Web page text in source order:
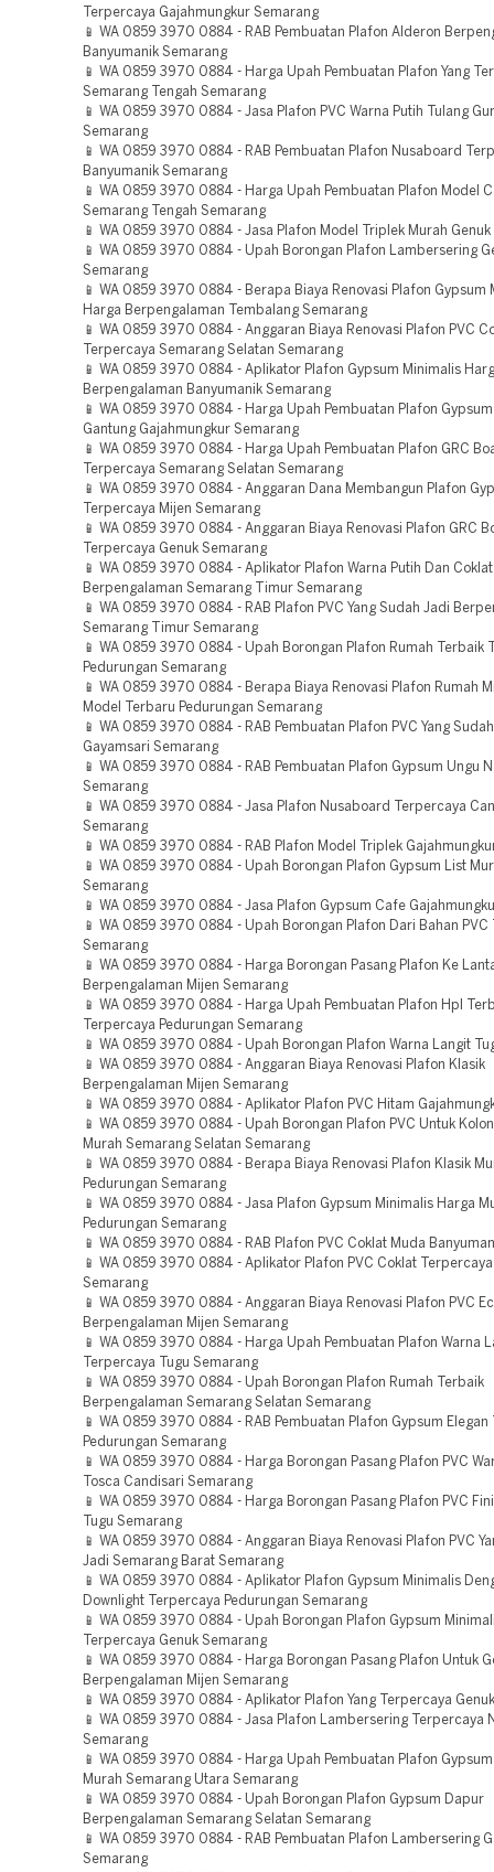
Terpercaya Gajahmungkur Semarang
📱 WA 0859 3970 0884 - RAB Pembuatan Plafon Alderon
Banyumanik Semarang
📱 WA 0859 3970 0884 - Harga Upah Pembuatan Plafon Yang
Semarang Tengah Semarang
📱 WA 0859 3970 0884 - Jasa Plafon PVC Warna Putih Tulang
Semarang
📱 WA 0859 3970 0884 - RAB Pembuatan Plafon Nusaboard
Banyumanik Semarang
📱 WA 0859 3970 0884 - Harga Upah Pembuatan Plafon Model
Semarang Tengah Semarang
📱 WA 0859 3970 0884 - Jasa Plafon Model Triplek Murah
📱 WA 0859 3970 0884 - Upah Borongan Plafon Lambersering
Semarang
📱 WA 0859 3970 0884 - Berapa Biaya Renovasi Plafon Gypsum
Harga Berpengalaman Tembalang Semarang
📱 WA 0859 3970 0884 - Anggaran Biaya Renovasi Plafon PVC
Terpercaya Semarang Selatan Semarang
📱 WA 0859 3970 0884 - Aplikator Plafon Gypsum Minimalis
Berpengalaman Banyumanik Semarang
📱 WA 0859 3970 0884 - Harga Upah Pembuatan Plafon
Gantung Gajahmungkur Semarang
📱 WA 0859 3970 0884 - Harga Upah Pembuatan Plafon GRC
Terpercaya Semarang Selatan Semarang
📱 WA 0859 3970 0884 - Anggaran Dana Membangun Plafon
Terpercaya Mijen Semarang
📱 WA 0859 3970 0884 - Anggaran Biaya Renovasi Plafon GRC
Terpercaya Genuk Semarang
📱 WA 0859 3970 0884 - Aplikator Plafon Warna Putih Dan Coklat
Berpengalaman Semarang Timur Semarang
📱 WA 0859 3970 0884 - RAB Plafon PVC Yang Sudah Jadi
Semarang Timur Semarang
📱 WA 0859 3970 0884 - Upah Borongan Plafon Rumah Terbaik
Pedurungan Semarang
📱 WA 0859 3970 0884 - Berapa Biaya Renovasi Plafon Rumah
Model Terbaru Pedurungan Semarang
📱 WA 0859 3970 0884 - RAB Pembuatan Plafon PVC Yang
Gayamsari Semarang
📱 WA 0859 3970 0884 - RAB Pembuatan Plafon Gypsum Ungu
Semarang
📱 WA 0859 3970 0884 - Jasa Plafon Nusaboard Terpercaya
Semarang
📱 WA 0859 3970 0884 - RAB Plafon Model Triplek
📱 WA 0859 3970 0884 - Upah Borongan Plafon Gypsum List
Semarang
📱 WA 0859 3970 0884 - Jasa Plafon Gypsum Cafe
📱 WA 0859 3970 0884 - Upah Borongan Plafon Dari Bahan PVC
Semarang
📱 WA 0859 3970 0884 - Harga Borongan Pasang Plafon Ke
Berpengalaman Mijen Semarang
📱 WA 0859 3970 0884 - Harga Upah Pembuatan Plafon Hpl
Terpercaya Pedurungan Semarang
📱 WA 0859 3970 0884 - Upah Borongan Plafon Warna Langit
📱 WA 0859 3970 0884 - Anggaran Biaya Renovasi Plafon Klasik
Berpengalaman Mijen Semarang
📱 WA 0859 3970 0884 - Aplikator Plafon PVC Hitam
📱 WA 0859 3970 0884 - Upah Borongan Plafon PVC Untuk
Murah Semarang Selatan Semarang
📱 WA 0859 3970 0884 - Berapa Biaya Renovasi Plafon Klasik
Pedurungan Semarang
📱 WA 0859 3970 0884 - Jasa Plafon Gypsum Minimalis Harga
Pedurungan Semarang
📱 WA 0859 3970 0884 - RAB Plafon PVC Coklat Muda
📱 WA 0859 3970 0884 - Aplikator Plafon PVC Coklat
Semarang
📱 WA 0859 3970 0884 - Anggaran Biaya Renovasi Plafon PVC
Berpengalaman Mijen Semarang
📱 WA 0859 3970 0884 - Harga Upah Pembuatan Plafon Warna
Terpercaya Tugu Semarang
📱 WA 0859 3970 0884 - Upah Borongan Plafon Rumah Terbaik
Berpengalaman Semarang Selatan Semarang
📱 WA 0859 3970 0884 - RAB Pembuatan Plafon Gypsum
Pedurungan Semarang
📱 WA 0859 3970 0884 - Harga Borongan Pasang Plafon PVC
Tosca Candisari Semarang
📱 WA 0859 3970 0884 - Harga Borongan Pasang Plafon PVC
Tugu Semarang
📱 WA 0859 3970 0884 - Anggaran Biaya Renovasi Plafon PVC
Jadi Semarang Barat Semarang
📱 WA 0859 3970 0884 - Aplikator Plafon Gypsum Minimalis
Downlight Terpercaya Pedurungan Semarang
📱 WA 0859 3970 0884 - Upah Borongan Plafon Gypsum
Terpercaya Genuk Semarang
📱 WA 0859 3970 0884 - Harga Borongan Pasang Plafon Untuk
Berpengalaman Mijen Semarang
📱 WA 0859 3970 0884 - Aplikator Plafon Yang Terpercaya
📱 WA 0859 3970 0884 - Jasa Plafon Lambersering Terpercaya
Semarang
📱 WA 0859 3970 0884 - Harga Upah Pembuatan Plafon Gypsum
Murah Semarang Utara Semarang
📱 WA 0859 3970 0884 - Upah Borongan Plafon Gypsum Dapur
Berpengalaman Semarang Selatan Semarang
📱 WA 0859 3970 0884 - RAB Pembuatan Plafon Lambersering
Semarang